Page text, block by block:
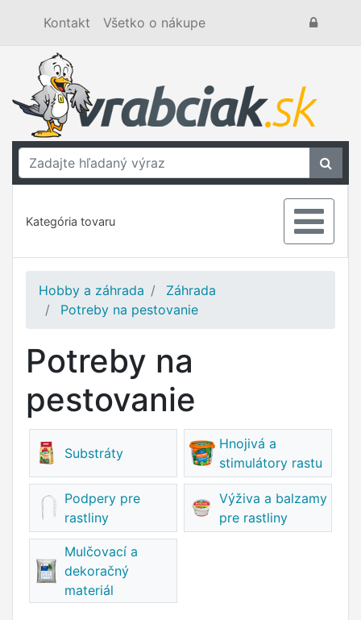
Kontakt Všetko o nákupe
Kategória tovaru
Hobby a záhrada
Záhrada
Potreby na pestovanie
Potreby na
pestovanie
Substráty
Hnojivá a
stimulátory rastu
Podpery pre
rastliny
Výživa a balzamy
pre rastliny
Mulčovací a
dekoračný
materiál